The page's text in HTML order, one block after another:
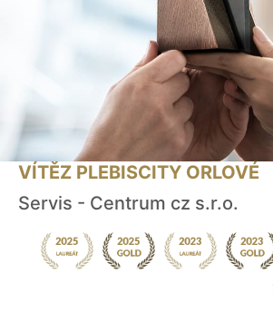
VÍTĚZ PLEBISCITY ORLOVÉ
Servis - Centrum cz s.r.o.